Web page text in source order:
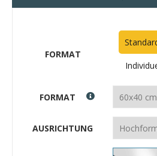
FORMAT
FORMAT
AUSRICHTUNG